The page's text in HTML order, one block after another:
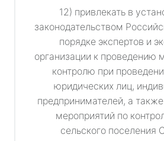
12) привлекать в
законодательством
порядке экспертов и
организации к проведению
контролю при
юридических лиц,
предпринимателей, а
мероприятий по
сельского поселения